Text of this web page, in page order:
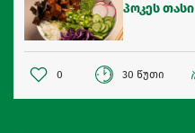
პოკეს თასი
0 30 წუთი